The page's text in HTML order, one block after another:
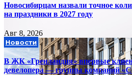
Новосибирцам назвали точное
на праздники в 2027 году
Авг 8, 2026
Новости
В ЖК «Гренландия» впервые
девелопера — группы компаний